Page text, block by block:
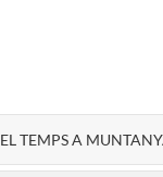
EL TEMPS A